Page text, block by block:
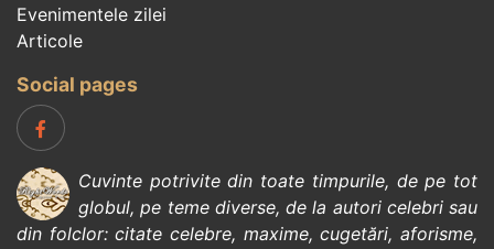
Evenimentele zilei
Articole
Social pages
Cuvinte potrivite din toate timpurile, de pe tot
globul, pe teme diverse, de la autori celebrisau
din folclor:citate celebre, maxime,cugetări,aforisme,